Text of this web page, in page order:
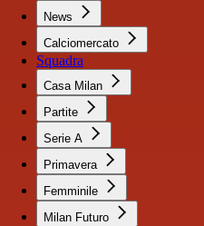
News
Calciomercato
Squadra
Casa Milan
Partite
Serie A
Primavera
Femminile
Milan Futuro